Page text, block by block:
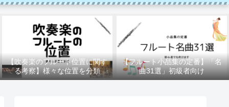
【吹奏楽のフルート位置に関す
る考察】様々な位置を分類
【フルート小品集の定番】「名
曲31選」初級者向け